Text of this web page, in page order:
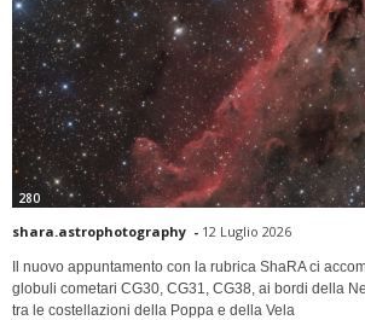
280
shara.astrophotography - 12 Luglio 2026
Il nuovo appuntamento con la rubrica ShaRA ci
globuli cometari CG30, CG31, CG38, ai bordi della
tra le costellazioni della Poppa e della Vela